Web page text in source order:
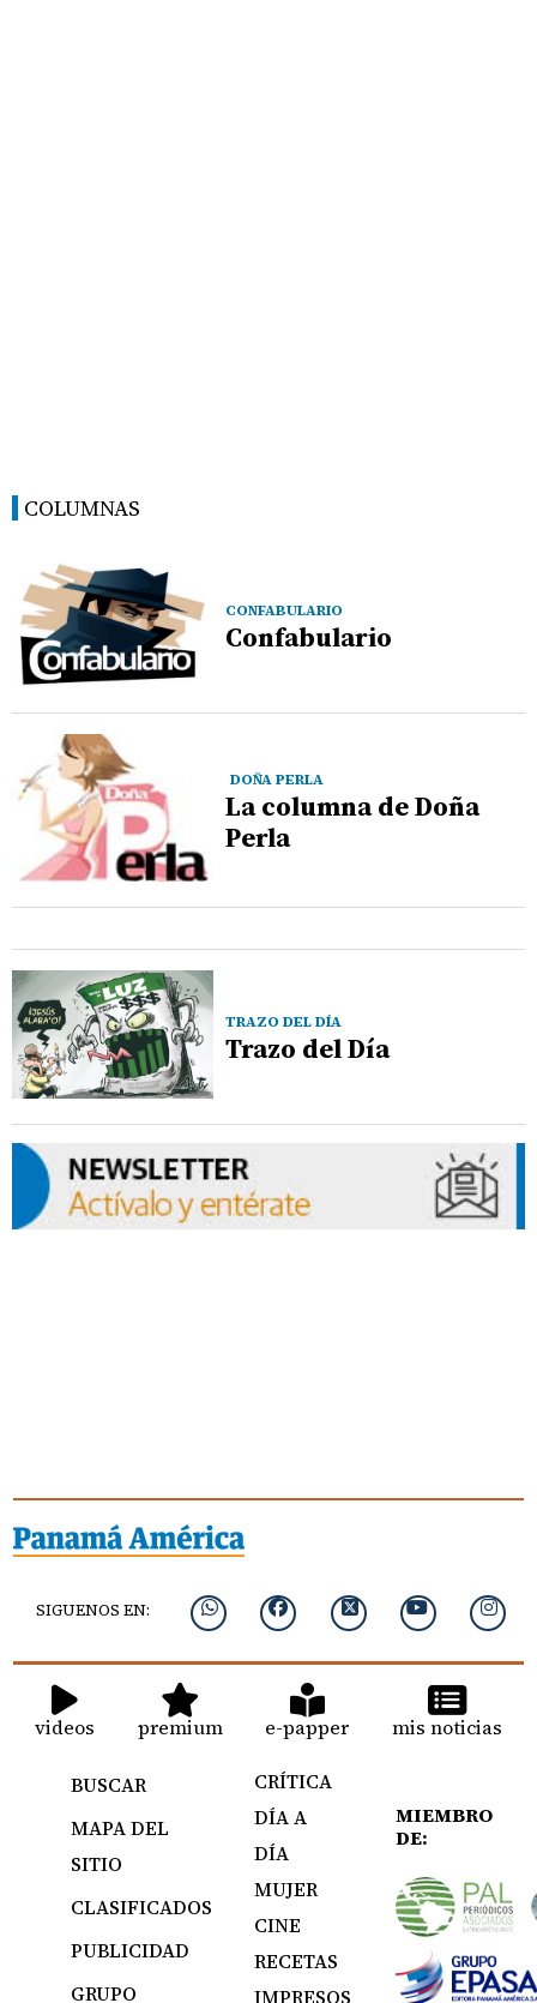
COLUMNAS
CONFABULARIO
Confabulario
DOÑA PERLA
La columna de Doña
Perla
TRAZO DEL DÍA
Trazo del Día
SIGUENOS EN:
videos premium e-papper mis noticias
BUSCAR
MAPA DEL
SITIO
CLASIFICADOS
PUBLICIDAD
GRUPO
CRÍTICA
DÍA A
DÍA
MUJER
CINE
RECETAS
IMPRESOS
MIEMBRO
DE: